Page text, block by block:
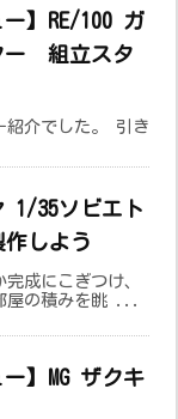
ー】RE/100 ガ
ー 組立スタ
紹介でした。 引き
1/35ソビエト
作しよう
成にこぎつけ、
屋の積みを眺 ...
】MG ザクキ